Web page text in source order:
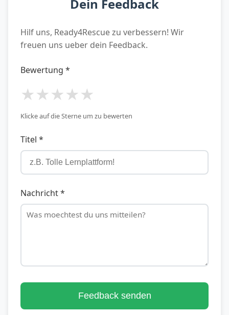
Dein Feedback
Hilf uns, Ready4Rescue zu verbessern! Wir
freuen uns ueber dein Feedback.
Bewertung *
★★★★★
Klicke auf die Sterne um zu bewerten
Titel *
Nachricht *
Feedback senden